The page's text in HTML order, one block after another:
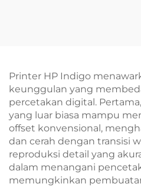
Printer HP Indigo
keunggulan yang
percetakan digital.
yang luar biasa mampu
offset konvensional,
dan cerah dengan transisi
reproduksi detail yang
dalam menangani
memungkinkan